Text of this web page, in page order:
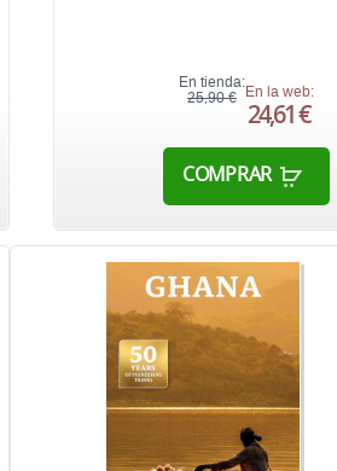
En tienda:
25,90 € En la web:
24,61 €
COMPRAR